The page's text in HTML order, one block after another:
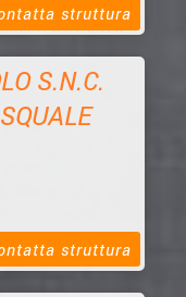
struttura
S.N.C.
& struttura